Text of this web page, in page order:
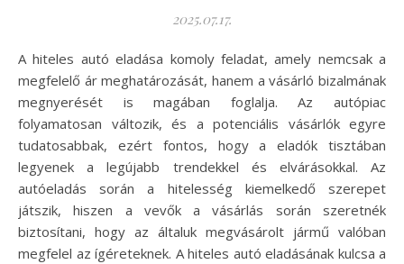
2025.07.17.
A hiteles autó eladása komoly feladat, amely nemcsak a
megfelelő ár meghatározását, hanem a vásárló bizalmának
megnyerését is magában foglalja. Az autópiac
folyamatosan változik, és a potenciális vásárlók egyre
tudatosabbak, ezért fontos, hogy a eladók tisztában
legyenek a legújabb trendekkel és elvárásokkal. Az
autóeladás során a hitelesség kiemelkedő szerepet
játszik, hiszen a vevők a vásárlás során szeretnék
biztosítani, hogy az általuk megvásárolt jármű valóban
megfelel az ígéreteknek. A hiteles autó eladásának kulcsa a